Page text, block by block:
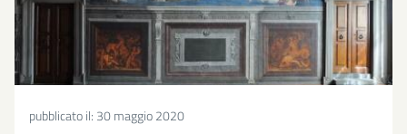
pubblicato il: 30 maggio 2020